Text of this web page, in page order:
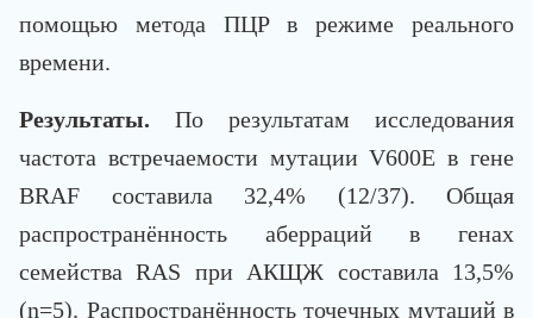
помощью метода ПЦР в режиме реального
времени.
Результаты. По результатам исследования
частота встречаемости мутации V600E в гене
ВRAF составила 32,4% (12/37). Общая
распространённость аберраций в генах
семейства RAS при АКЩЖ составила 13,5%
(n=5). Распространённость точечных мутаций в